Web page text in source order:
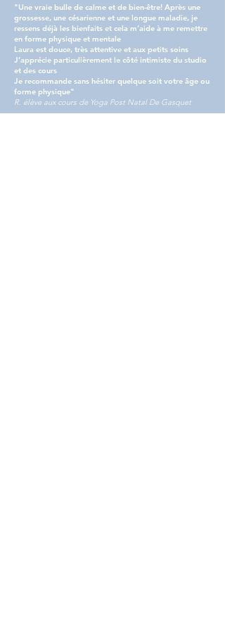
"Une vraie bulle de calme et de bien-être! Après une
grossesse, une césarienne et une longue maladie, je
ressens déjà les bienfaits et cela m’aide à me remettre
en forme physique et mentale
Laura est douce, très attentive et aux petits soins
J’apprécie particulièrement le côté intimiste du studio
et des cours
Je recommande sans hésiter quelque soit votre âge ou
forme physique"
R. élève aux cours de Yoga Post Natal De Gasquet